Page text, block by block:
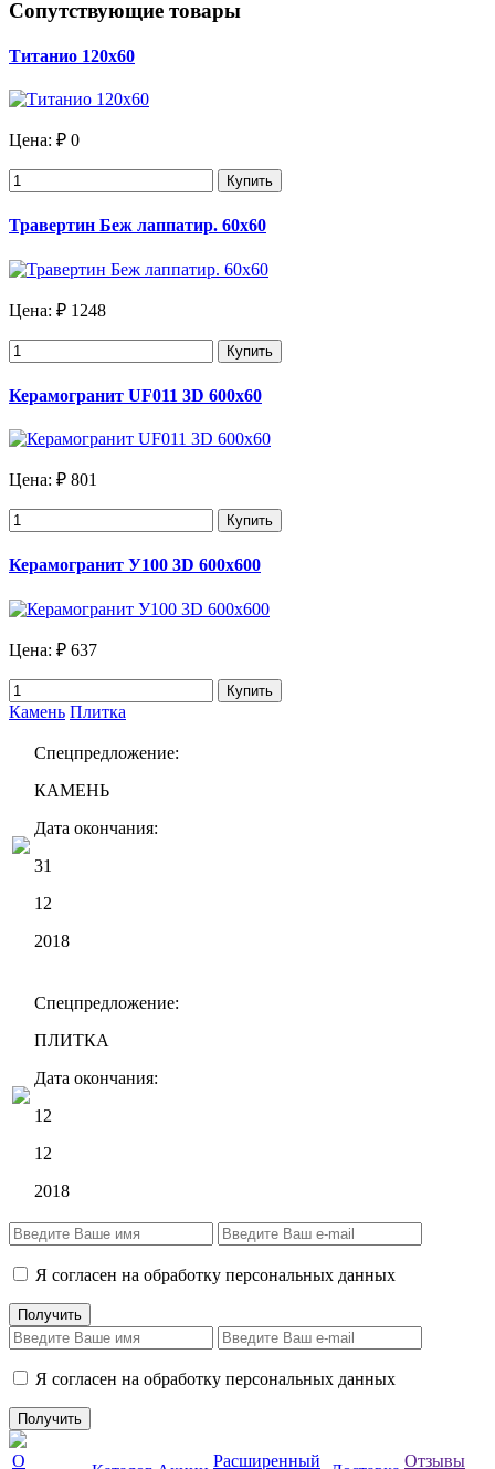
Сопутствующие товары
Титанио 120х60
Цена: ₽ 0
Купить
Травертин Беж лаппатир. 60х60
Цена: ₽ 1248
Купить
Керамогранит UF011 3D 600x60
Цена: ₽ 801
Купить
Керамогранит У100 3D 600x600
Цена: ₽ 637
Купить
Камень Плитка
Спецпредложение:
КАМЕНЬ
Дата окончания:
31
12
2018
Спецпредложение:
ПЛИТКА
Дата окончания:
12
12
2018
Я согласен на обработку персональных данных
Я согласен на обработку персональных данных
О Расширенный Отзывы